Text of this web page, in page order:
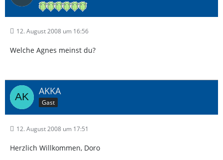
12. August 2008 um 16:56
Welche Agnes meinst du?
AKKA
Gast
12. August 2008 um 17:51
Herzlich Willkommen, Doro